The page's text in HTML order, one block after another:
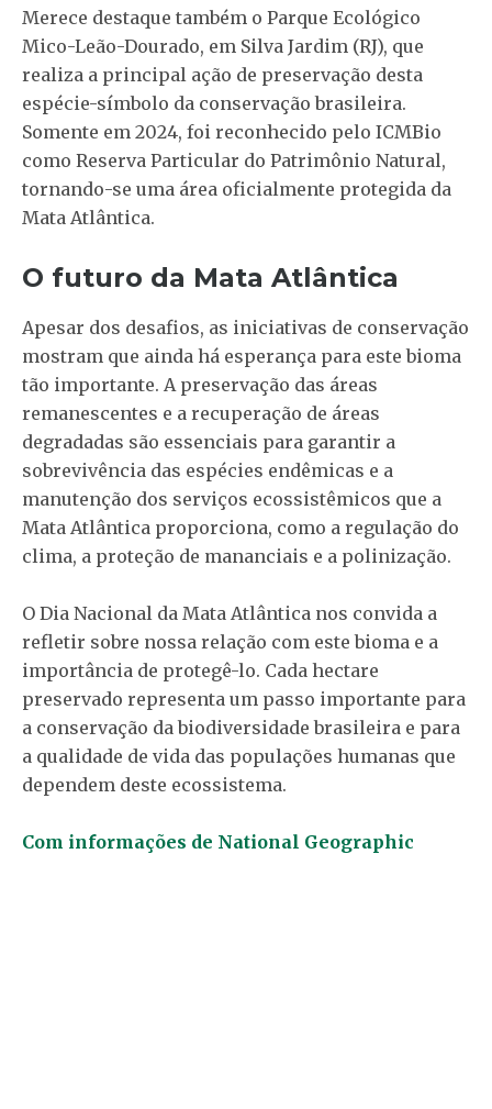
Merece destaque também o Parque Ecológico
Mico-Leão-Dourado, em Silva Jardim (RJ), que
realiza a principal ação de preservação desta
espécie-símbolo da conservação brasileira.
Somente em 2024, foi reconhecido pelo ICMBio
como Reserva Particular do Patrimônio Natural,
tornando-se uma área oficialmente protegida da
Mata Atlântica.
O futuro da Mata Atlântica
Apesar dos desafios, as iniciativas de conservação
mostram que ainda há esperança para este bioma
tão importante. A preservação das áreas
remanescentes e a recuperação de áreas
degradadas são essenciais para garantir a
sobrevivência das espécies endêmicas e a
manutenção dos serviços ecossistêmicos que a
Mata Atlântica proporciona, como a regulação do
clima, a proteção de mananciais e a polinização.
O Dia Nacional da Mata Atlântica nos convida a
refletir sobre nossa relação com este bioma e a
importância de protegê-lo. Cada hectare
preservado representa um passo importante para
a conservação da biodiversidade brasileira e para
a qualidade de vida das populações humanas que
dependem deste ecossistema.
Com informações de National Geographic